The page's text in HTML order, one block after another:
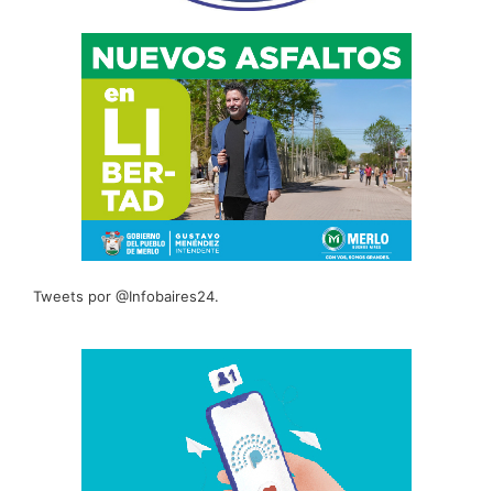
Tweets por @Infobaires24.